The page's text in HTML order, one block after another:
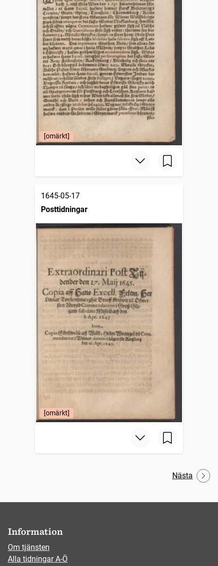
[omärkt]
1645-05-17
Posttidningar
[omärkt]
Nästa
Information
Om tjänsten
Alla tidningar A-Ö